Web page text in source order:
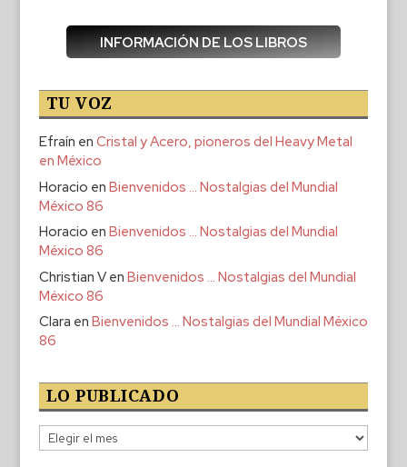
INFORMACIÓN DE LOS LIBROS
TU VOZ
Efraín en Cristal y Acero, pioneros del Heavy Metal
en México
Horacio en Bienvenidos … Nostalgias del Mundial
México 86
Horacio en Bienvenidos … Nostalgias del Mundial
México 86
Christian Ven Bienvenidos … Nostalgias del Mundial
México 86
Clara en Bienvenidos … Nostalgias del Mundial México
86
LO PUBLICADO
Lo
publicado